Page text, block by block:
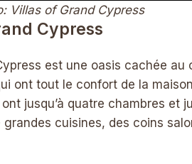
Villas of Grand Cypress
Cypress
est une oasis cachée au
ont tout le confort de la
jusqu’à quatre chambres et
cuisines, des coins